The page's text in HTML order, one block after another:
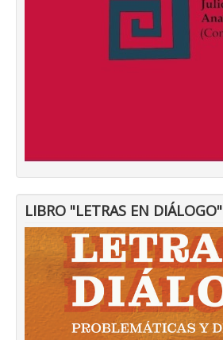
LIBRO "LETRAS EN DIÁLOGO"